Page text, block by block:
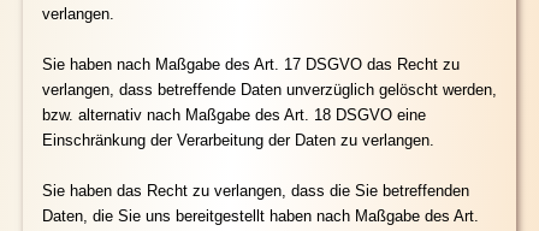
verlangen.
Sie haben nach Maßgabe des Art. 17 DSGVO das Recht zu
verlangen, dass betreffende Daten unverzüglich gelöscht werden,
bzw. alternativ nach Maßgabe des Art. 18 DSGVO eine
Einschränkung der Verarbeitung der Daten zu verlangen.
Sie haben das Recht zu verlangen, dass die Sie betreffenden
Daten, die Sie uns bereitgestellt haben nach Maßgabe des Art.